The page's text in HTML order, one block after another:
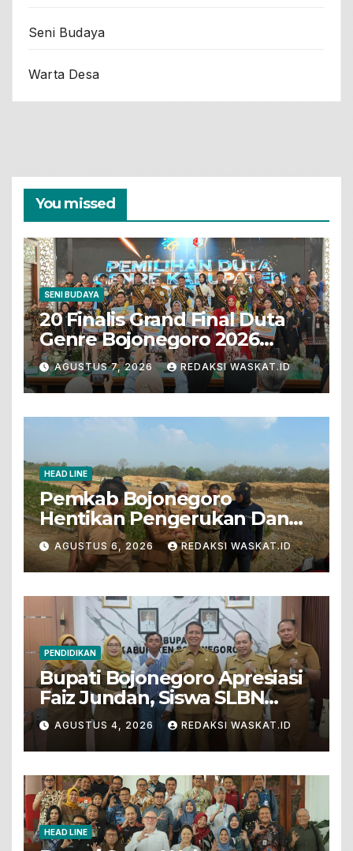
Seni Budaya
Warta Desa
You missed
SENI BUDAYA
20 Finalis Grand Final Duta
Genre Bojonegoro 2026
Tunjukkan Bakat Terbaik
AGUSTUS 7, 2026 REDAKSI WASKAT.ID
HEAD LINE
Pemkab Bojonegoro
Hentikan Pengerukan Dan
Penjualan Tanah Dari Lahan
Pertanian
AGUSTUS 6, 2026 REDAKSI WASKAT.ID
PENDIDIKAN
Bupati Bojonegoro Apresiasi
Faiz Jundan, Siswa SLBN
Gunungsari Baureno Masuk
LKS Diksus Tingkat Nasional
AGUSTUS 4, 2026 REDAKSI WASKAT.ID
HEAD LINE